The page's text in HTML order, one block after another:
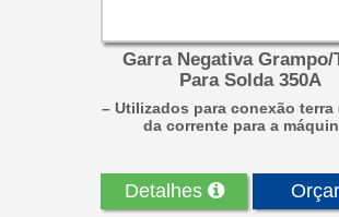
Garra Negativa Grampo/
Para Solda 350A
– Utilizados para conexão terra
da corrente para a
Detalhes Orçar